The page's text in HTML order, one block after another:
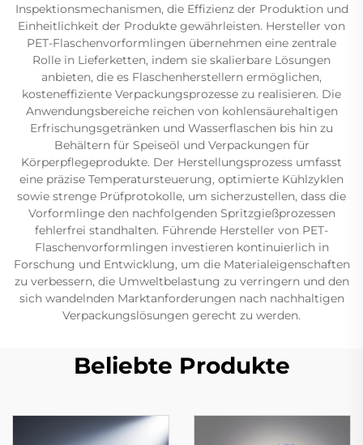
Inspektionsmechanismen, die Effizienz der Produktion und
Einheitlichkeit der Produkte gewährleisten. Hersteller von
PET-Flaschenvorformlingen übernehmen eine zentrale
Rolle in Lieferketten, indem sie skalierbare Lösungen
anbieten, die es Flaschenherstellern ermöglichen,
kosteneffiziente Verpackungsprozesse zu realisieren. Die
Anwendungsbereiche reichen von kohlensäurehaltigen
Erfrischungsgetränken und Wasserflaschen bis hin zu
Behältern für Speiseöl und Verpackungen für
Körperpflegeprodukte. Der Herstellungsprozess umfasst
eine präzise Temperatursteuerung, optimierte Kühlzyklen
sowie strenge Prüfprotokolle, um sicherzustellen, dass die
Vorformlinge den nachfolgenden Spritzgießprozessen
fehlerfrei standhalten. Führende Hersteller von PET-
Flaschenvorformlingen investieren kontinuierlich in
Forschung und Entwicklung, um die Materialeigenschaften
zu verbessern, die Umweltbelastung zu verringern und den
sich wandelnden Marktanforderungen nach nachhaltigen
Verpackungslösungen gerecht zu werden.
Beliebte Produkte